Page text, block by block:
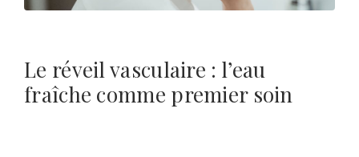
Le réveil vasculaire : l’eau
fraîche comme premier soin